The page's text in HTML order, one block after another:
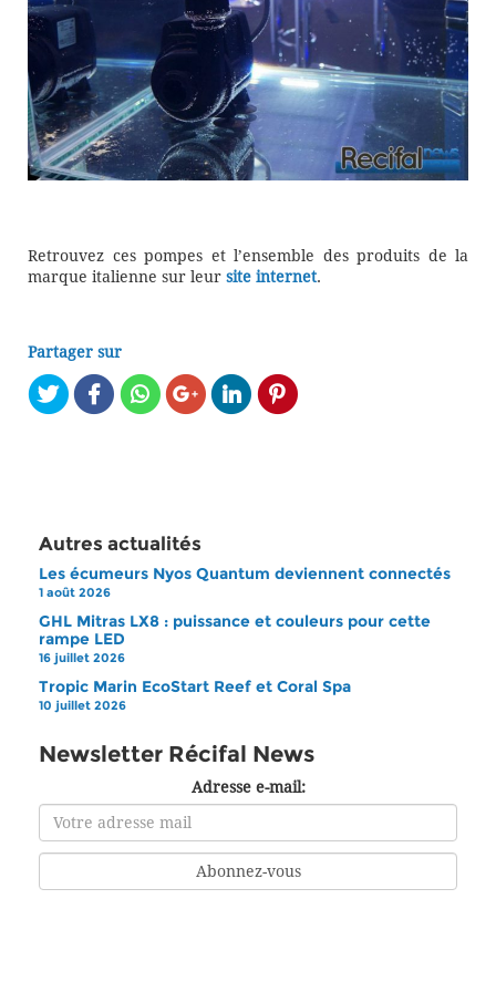
Retrouvez ces pompes et l’ensemble des produits de la
marque italienne sur leur site internet.
Partager sur
Autres actualités
Les écumeurs Nyos Quantum deviennent connectés
1 août 2026
GHL Mitras LX8 : puissance et couleurs pour cette
rampe LED
16 juillet 2026
Tropic Marin EcoStart Reef et Coral Spa
10 juillet 2026
Newsletter Récifal News
Adresse e-mail: